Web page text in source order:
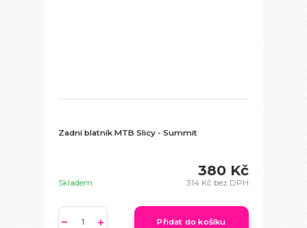
Zadní blatník MTB Slicy - Summit
380 Kč
314 Kč bez DPH
Skladem
Přidat do košíku